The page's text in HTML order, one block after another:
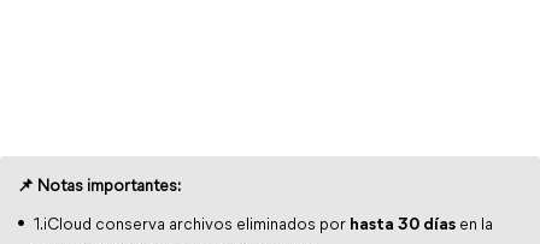
📌 Notas importantes:
1.iCloud conserva archivos eliminados por hasta 30 días en la